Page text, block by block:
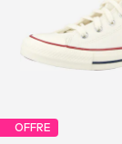
OFFRE